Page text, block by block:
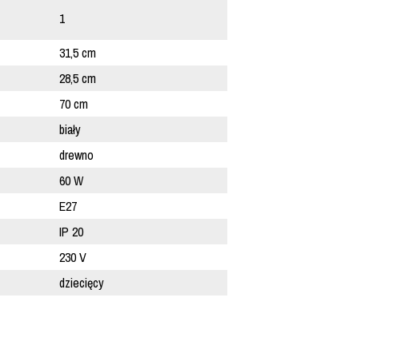
1
31,5 cm
28,5 cm
70 cm
biały
drewno
60 W
E27
IP 20
230 V
dziecięcy